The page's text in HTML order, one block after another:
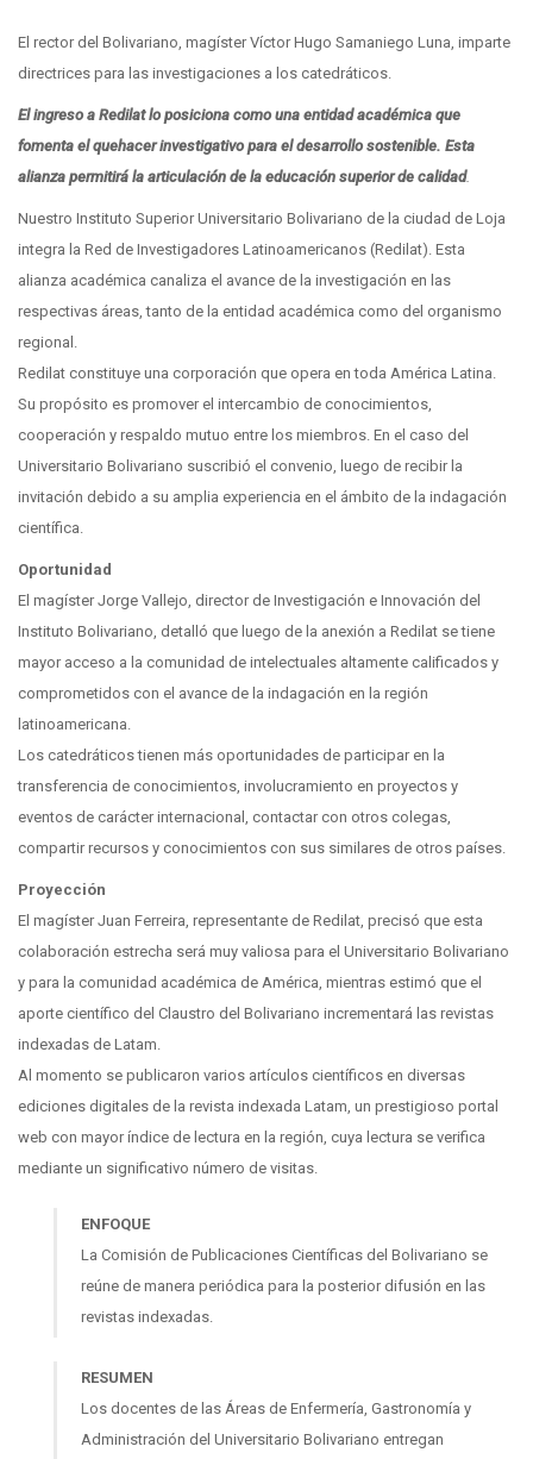
El rector del Bolivariano, magíster Víctor Hugo Samaniego Luna, imparte
directrices para las investigaciones a los catedráticos.
El ingreso a Redilat lo posiciona como una entidad académica que
fomenta el quehacer investigativo para el desarrollo sostenible. Esta
alianza permitirá la articulación de la educación superior de calidad.
Nuestro Instituto Superior Universitario Bolivariano de la ciudad de Loja
integra la Red de Investigadores Latinoamericanos (Redilat). Esta
alianza académica canaliza el avance de la investigación en las
respectivas áreas, tanto de la entidad académica como del organismo
regional.
Redilat constituye una corporación que opera en toda América Latina.
Su propósito es promover el intercambio de conocimientos,
cooperación y respaldo mutuo entre los miembros. En el caso del
Universitario Bolivariano suscribió el convenio, luego de recibir la
invitación debido a su amplia experiencia en el ámbito de la indagación
científica.
Oportunidad
El magíster Jorge Vallejo, director de Investigación e Innovación del
Instituto Bolivariano, detalló que luego de la anexión a Redilat se tiene
mayor acceso a la comunidad de intelectuales altamente calificados y
comprometidos con el avance de la indagación en la región
latinoamericana.
Los catedráticos tienen más oportunidades de participar en la
transferencia de conocimientos, involucramiento en proyectos y
eventos de carácter internacional, contactar con otros colegas,
compartir recursos y conocimientos con sus similares de otros países.
Proyección
El magíster Juan Ferreira, representante de Redilat, precisó que esta
colaboración estrecha será muy valiosa para el Universitario Bolivariano
y para la comunidad académica de América, mientras estimó que el
aporte científico del Claustro del Bolivariano incrementará las revistas
indexadas de Latam.
Al momento se publicaron varios artículos científicos en diversas
ediciones digitales de la revista indexada Latam, un prestigioso portal
web con mayor índice de lectura en la región, cuya lectura se verifica
mediante un significativo número de visitas.
ENFOQUE
La Comisión de Publicaciones Científicas del Bolivariano se
reúne de manera periódica para la posterior difusión en las
revistas indexadas.
RESUMEN
Los docentes de las Áreas de Enfermería, Gastronomía y
Administración del Universitario Bolivariano entregan